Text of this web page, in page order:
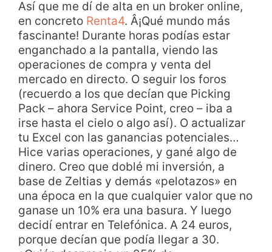
Así que me dí de alta en un broker online,
en concreto Renta4. Â¡Qué mundo más
fascinante! Durante horas podías estar
enganchado a la pantalla, viendo las
operaciones de compra y venta del
mercado en directo. O seguir los foros
(recuerdo a los que decían que Picking
Pack – ahora Service Point, creo – iba a
irse hasta el cielo o algo así). O actualizar
tu Excel con las ganancias potenciales…
Hice varias operaciones, y gané algo de
dinero. Creo que doblé mi inversión, a
base de Zeltias y demás «pelotazos» en
una época en la que cualquier valor que no
ganase un 10% era una basura. Y luego
decidí entrar en Telefónica. A 24 euros,
porque decían que podía llegar a 30.